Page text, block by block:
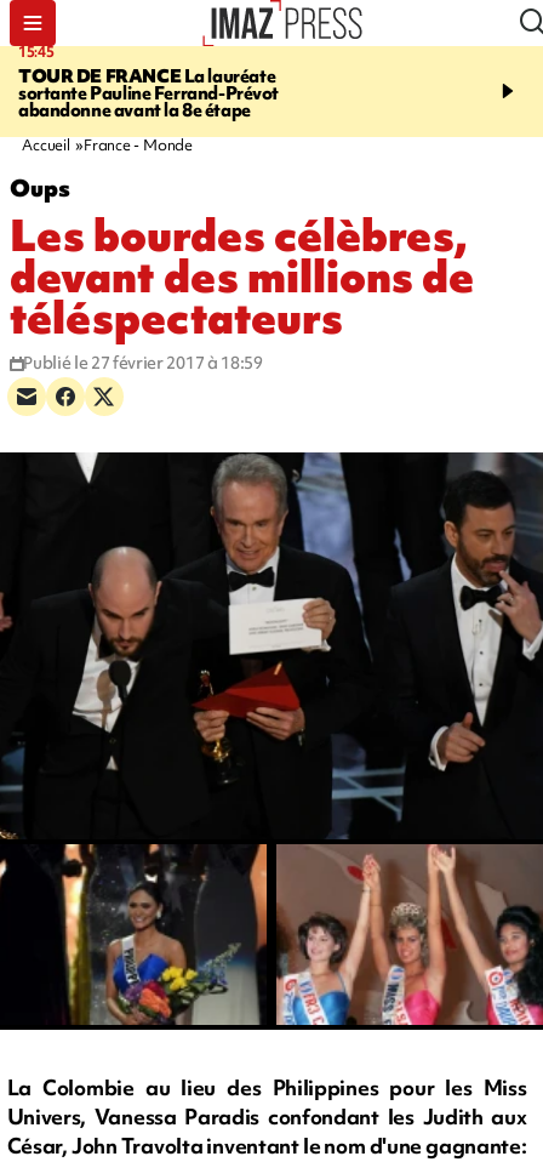
15:45
TOUR DE FRANCELa lauréate
sortante Pauline Ferrand-Prévot
abandonne avant la 8e étape
20:17
routière, concours de
Accueil France - Monde
Oups
Les bourdes célèbres,
devant des millions de
téléspectateurs
Publié le 27 février 2017 à 18:59
La Colombie au lieu des Philippines pour les Miss
Univers, Vanessa Paradis confondant les Judith aux
César, John Travolta inventant le nom d'une gagnante: